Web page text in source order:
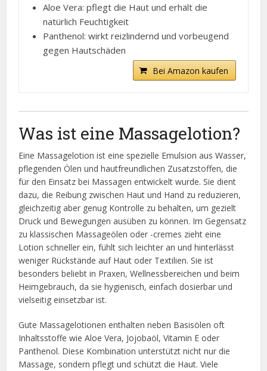
Aloe Vera: pflegt die Haut und erhält die
natürlich Feuchtigkeit
Panthenol: wirkt reizlindernd und vorbeugend
gegen Hautschäden
Bei Amazon kaufen
Was ist eine Massagelotion?
Eine Massagelotion ist eine spezielle Emulsion aus Wasser,
pflegenden Ölen und hautfreundlichen Zusatzstoffen, die
für den Einsatz bei Massagen entwickelt wurde. Sie dient
dazu, die Reibung zwischen Haut und Hand zu reduzieren,
gleichzeitig aber genug Kontrolle zu behalten, um gezielt
Druck und Bewegungen ausüben zu können. Im Gegensatz
zu klassischen Massageölen oder -cremes zieht eine
Lotion schneller ein, fühlt sich leichter an und hinterlässt
weniger Rückstände auf Haut oder Textilien. Sie ist
besonders beliebt in Praxen, Wellnessbereichen und beim
Heimgebrauch, da sie hygienisch, einfach dosierbar und
vielseitig einsetzbar ist.
Gute Massagelotionen enthalten neben Basisölen oft
Inhaltsstoffe wie Aloe Vera, Jojobaöl, Vitamin E oder
Panthenol. Diese Kombination unterstützt nicht nur die
Massage, sondern pflegt und schützt die Haut. Viele